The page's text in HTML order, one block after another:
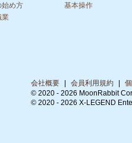
始め方
業
基本操作
会社概要 会員利用規約
© 2020 - 2026 MoonRabbit
© 2020 - 2026 X-LEGEND